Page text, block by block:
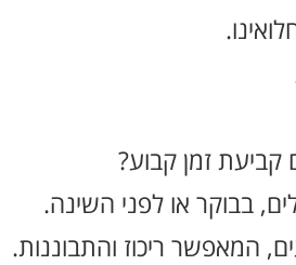
קביעת זמן קבוע?
בבוקר או לפני השינה.
המאפשר ריכוז והתבוננות.